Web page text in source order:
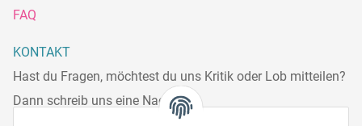
FAQ
KONTAKT
Hast du Fragen, möchtest du uns Kritik oder Lob mitteilen?
Dann schreib uns eine Nachricht.